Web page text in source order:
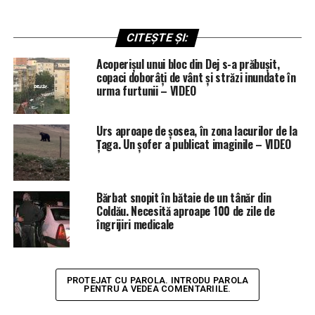
CITEȘTE ȘI:
Acoperișul unui bloc din Dej s-a prăbușit,
copaci doborâți de vânt și străzi inundate în
urma furtunii – VIDEO
Urs aproape de șosea, în zona lacurilor de la
Țaga. Un șofer a publicat imaginile – VIDEO
Bărbat snopit în bătaie de un tânăr din
Coldău. Necesită aproape 100 de zile de
îngrijiri medicale
PROTEJAT CU PAROLA. INTRODU PAROLA
PENTRU A VEDEA COMENTARIILE.